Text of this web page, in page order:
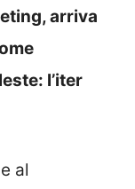
arriva
l’iter
al